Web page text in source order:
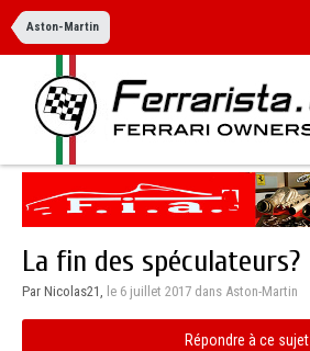
Aston-Martin
La fin des spéculateurs?
Par Nicolas21, le 6 juillet 2017 dans Aston-Martin
Répondre à ce sujet